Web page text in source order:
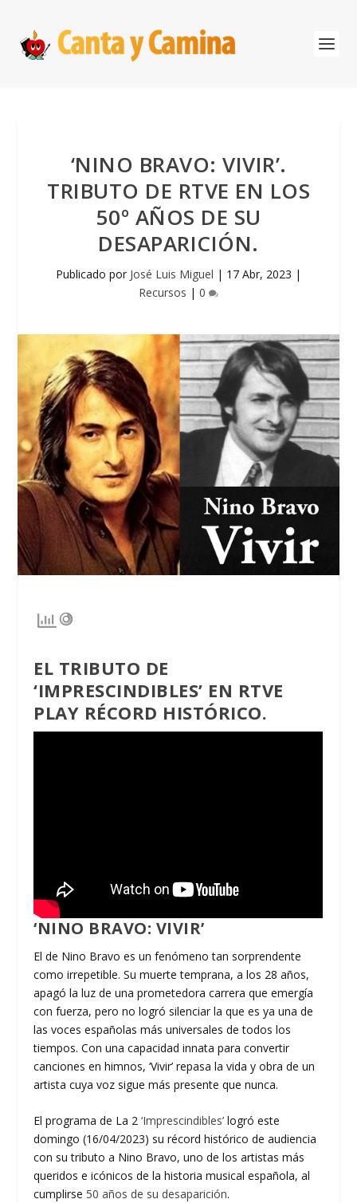
‘NINO BRAVO: VIVIR’.
TRIBUTO DE RTVE EN LOS
50º AÑOS DE SU
DESAPARICIÓN.
Publicado por José Luis Miguel | 17 Abr, 2023 |
Recursos | 0
EL TRIBUTO DE
‘IMPRESCINDIBLES’ EN RTVE
PLAY RÉCORD HISTÓRICO.
‘NINO BRAVO: VIVIR’
El de Nino Bravo es un fenómeno tan sorprendente
como irrepetible. Su muerte temprana, a los 28 años,
apagó la luz de una prometedora carrera que emergía
con fuerza, pero no logró silenciar la que es ya una de
las voces españolas más universales de todos los
tiempos. Con una capacidad innata para convertir
canciones en himnos, ‘Vivir’ repasa la vida y obra de un
artista cuya voz sigue más presente que nunca.
El programa de La 2‘Imprescindibles’ logró este
domingo (16/04/2023) su récord histórico de audiencia
con su tributo a Nino Bravo, uno de los artistas más
queridos e icónicos de la historia musical española, al
cumplirse 50 años de su desaparición.